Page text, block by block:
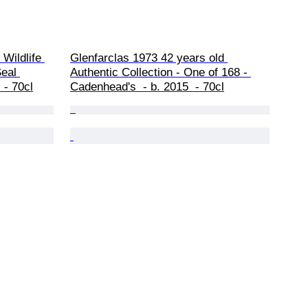
Wildlife
- 70cl
Glenfarclas 1973 42 years old
Authentic Collection - One of 168 -
Cadenhead's  - b. 2015  - 70cl